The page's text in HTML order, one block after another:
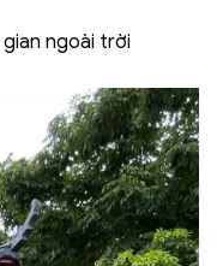
gian ngoài trời